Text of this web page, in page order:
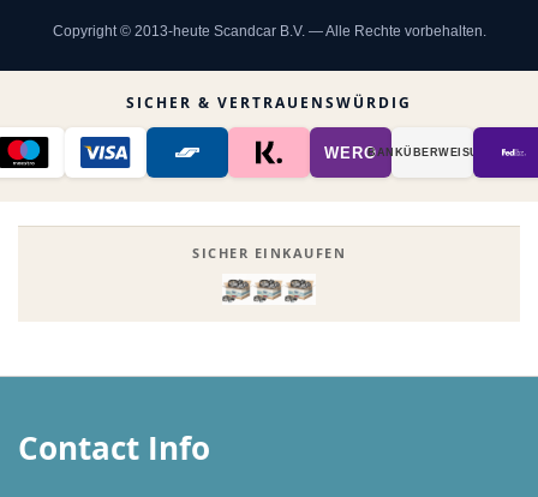
Copyright © 2013-heute Scandcar B.V. — Alle Rechte vorbehalten.
SICHER & VERTRAUENSWÜRDIG
WEROBANK­ÜBER­WEISUNG
SICHER EINKAUFEN
Contact Info